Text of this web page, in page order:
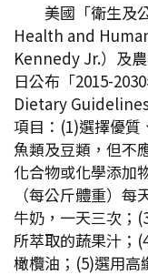
美國「衛生及
Health and
Kennedy Jr.）及
日公布「2015-
Dietary
項目：(1)選擇優質
魚類及豆類，但不
化合物或化學添加
（每公斤體重）
牛奶，一天三次；
所萃取的蔬果汁；
橄欖油；(5)選用